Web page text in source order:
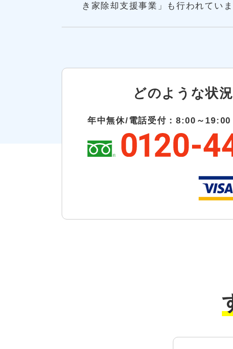
き家除却支援事業」も行われてい
どのような状
年中無休/電話受付：8:00～19:00